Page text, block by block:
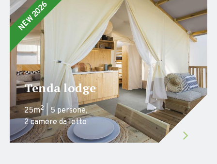
Tenda lodge
25m2| 5 persone,
2 camere da letto